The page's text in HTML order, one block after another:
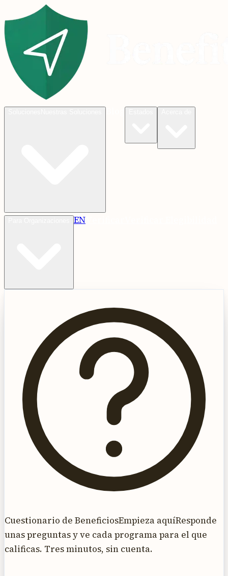
EN
Cuestionario de BeneficiosEmpieza aquíResponde
unas preguntas y ve cada programa para el que
calificas. Tres minutos, sin cuenta.